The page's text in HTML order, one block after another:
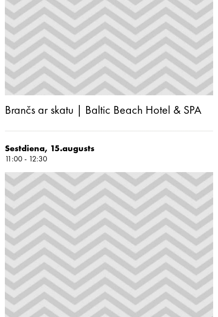
Brančs ar skatu | Baltic Beach Hotel & SPA
Sestdiena, 15.augusts
11:00 - 12:30